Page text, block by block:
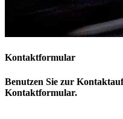
Kontaktformular
Benutzen Sie zur
Kontaktformular.